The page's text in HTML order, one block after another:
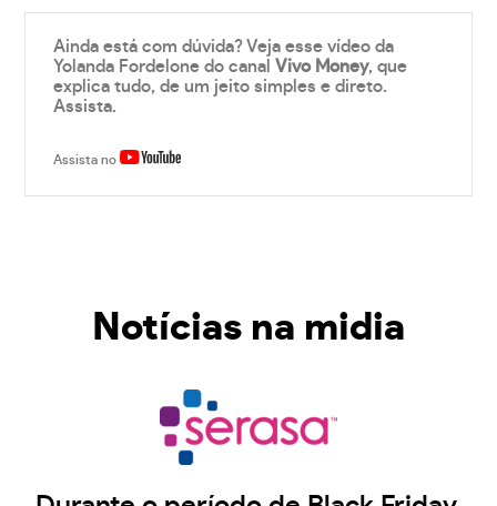
Ainda está com dúvida? Veja esse vídeo da
Yolanda Fordelone do canalVivo Money, que
explica tudo, de um jeito simples e direto.
Assista.
Assista no
Notícias na midia